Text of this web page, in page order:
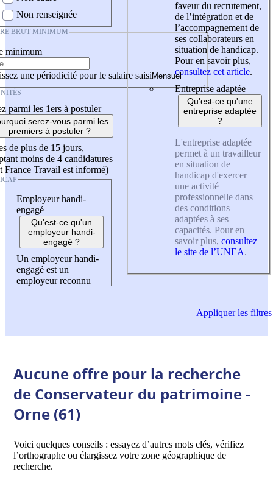
Non renseignée
BRUT MINIMUM
minimum
une périodicité pour le salaire saisi
parmi les 1ers à postuler
serez-vous parmi les
premiers à postuler ?
de plus de 15 jours,
moins de 4 candidatures
France Travail est informé)
Employeur handi-
engagé
Qu'est-ce qu'un
employeur handi-
engagé ?
Un employeur handi-
engagé est un
employeur reconnu
faveur du recrutement,
de l’intégration et de
l’accompagnement de
ses collaborateurs en
situation de handicap.
Pour en savoir plus,
consultez cet article.
Entreprise adaptée
Qu'est-ce qu'une
entreprise adaptée
?
L'entreprise adaptée
permet à un travailleur
en situation de
handicap d'exercer
une activité
professionnelle dans
des conditions
adaptées à ses
capacités. Pour en
savoir plus, consultez
le site de l’UNEA.
Appliquerles filtres
Aucune offre pour la recherche
de Conservateur du patrimoine -
Orne (61)
Voici quelques conseils : essayez d’autres mots clés, vérifiez
l’orthographe ou élargissez votre zone géographique de
recherche.